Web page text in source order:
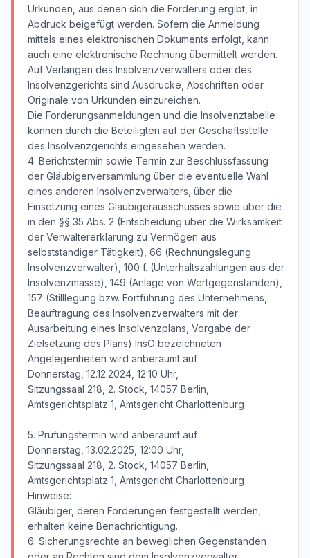
Urkunden, aus denen sich die Forderung ergibt, in
Abdruck beigefügt werden. Sofern die Anmeldung
mittels eines elektronischen Dokuments erfolgt, kann
auch eine elektronische Rechnung übermittelt werden.
Auf Verlangen des Insolvenzverwalters oder des
Insolvenzgerichts sind Ausdrucke, Abschriften oder
Originale von Urkunden einzureichen.
Die Forderungsanmeldungen und die Insolvenztabelle
können durch die Beteiligten auf der Geschäftsstelle
des Insolvenzgerichts eingesehen werden.
4. Berichtstermin sowie Termin zur Beschlussfassung
der Gläubigerversammlung über die eventuelle Wahl
eines anderen Insolvenzverwalters, über die
Einsetzung eines Gläubigerausschusses sowie über die
in den §§ 35 Abs. 2 (Entscheidung über die Wirksamkeit
der Verwaltererklärung zu Vermögen aus
selbstständiger Tätigkeit), 66 (Rechnungslegung
Insolvenzverwalter), 100 f. (Unterhaltszahlungen aus der
Insolvenzmasse), 149 (Anlage von Wertgegenständen),
157 (Stilllegung bzw. Fortführung des Unternehmens,
Beauftragung des Insolvenzverwalters mit der
Ausarbeitung eines Insolvenzplans, Vorgabe der
Zielsetzung des Plans) InsO bezeichneten
Angelegenheiten wird anberaumt auf
Donnerstag, 12.12.2024, 12:10 Uhr,
Sitzungssaal 218, 2. Stock, 14057 Berlin,
Amtsgerichtsplatz 1, Amtsgericht Charlottenburg
5. Prüfungstermin wird anberaumt auf
Donnerstag, 13.02.2025, 12:00 Uhr,
Sitzungssaal 218, 2. Stock, 14057 Berlin,
Amtsgerichtsplatz 1, Amtsgericht Charlottenburg
Hinweise:
Gläubiger, deren Forderungen festgestellt werden,
erhalten keine Benachrichtigung.
6. Sicherungsrechte an beweglichen Gegenständen